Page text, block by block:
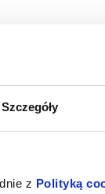
Szczegóły
z Polityką
w
i spotkań